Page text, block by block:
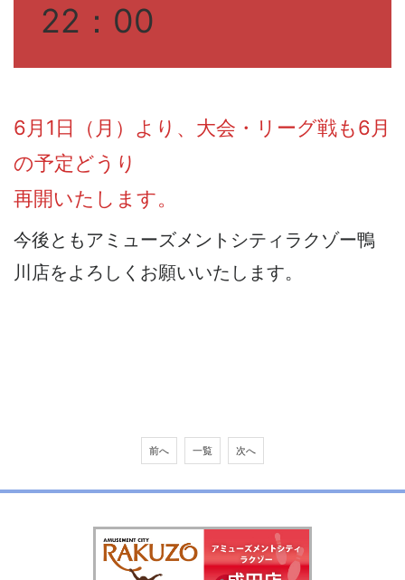
22：00
6月1日（月）より、大会・リーグ戦も6月
の予定どうり
再開いたします。
今後ともアミューズメントシティラクゾー鴨
川店をよろしくお願いいたします。
前へ 一覧 次へ